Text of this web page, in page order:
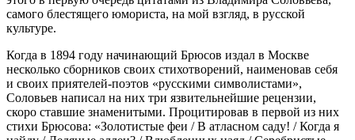
самого блестящего юмориста, на мой взгляд, в русской
культуре.
Когда в 1894 году начинающий Брюсов издал в Москве
несколько сборников своих стихотворений, наименовав себя
и своих приятелей-поэтов «русскими символистами»,
Соловьев написал на них три язвительнейшие рецензии,
скоро ставшие знаменитыми. Процитировав в первой из них
стихи Брюсова: «Золотистые феи / В атласном саду! / Когда я